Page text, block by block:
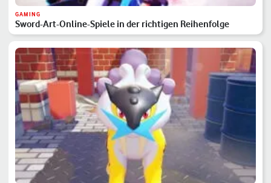
GAMING
Sword-Art-Online-Spiele in der richtigen Reihenfolge